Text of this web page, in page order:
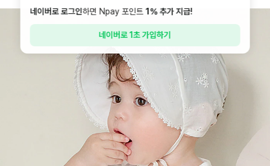
네이버로 로그인하면 Npay 포인트1%추가 지급!
네이버로 1초 가입하기